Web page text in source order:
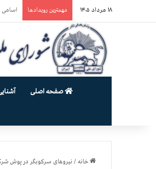
۱۸ مرداد ۱۴۰۵ مهمترین رویدادها حمله گارد زندان به
صفحه اصلی
خانه / نیروهای سرکوبگر در پوش